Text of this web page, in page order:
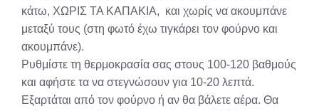
κάτω, ΧΩΡΙΣ ΤΑ ΚΑΠΑΚΙΑ, και χωρίς να ακουμπάνε
μεταξύ τους (στη φωτό έχω τιγκάρει τον φούρνο και
ακουμπάνε).
Ρυθμίστε τη θερμοκρασία σας στους 100-120 βαθμούς
και αφήστε τα να στεγνώσουν για 10-20 λεπτά.
Εξαρτάται από τον φούρνο ή αν θα βάλετε αέρα. Θα